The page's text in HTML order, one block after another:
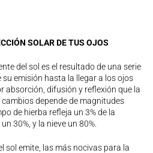
SOLAR DE TUS OJOS
del sol es el resultado de una serie
su emisión hasta la llegar a los ojos
absorción, difusión y reflexión que la
depende de magnitudes
de hierba refleja un 3% de la
30%, y la nieve un 80%.
sol emite, las más nocivas para la